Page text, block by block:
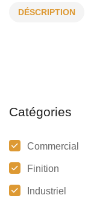
DÉSCRIPTION
Catégories
Commercial
Finition
Industriel